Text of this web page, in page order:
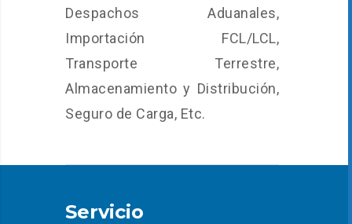
Despachos Aduanales,
Importación FCL/LCL,
Transporte Terrestre,
Almacenamiento y Distribución,
Seguro de Carga, Etc.
Servicio